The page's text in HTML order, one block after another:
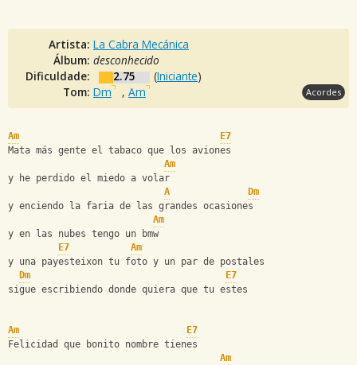
Artista: La Cabra Mecánica
Álbum: desconhecido
Dificuldade:
2.75 (Iniciante)
Tom: Dm , Am Acordes
Am
E7
Mata más gente el tabaco que los aviones
Am
y he perdido el miedo a volar
A
Dm
y enciendo la faria de las grandes ocasiones
Am
y en las nubes tengo un bmw
E7
Am
y una payesteixon tu foto y un par de postales
Dm
E7
sigue escribiendo donde quiera que tu estes
Am
E7
Felicidad que bonito nombre tienes
Am